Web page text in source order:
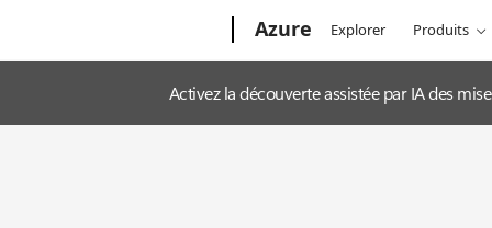
Azure Explorer Produits
Activez la découverte assistée par IA des